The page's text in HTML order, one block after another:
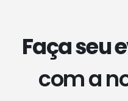
Faça seu
com a